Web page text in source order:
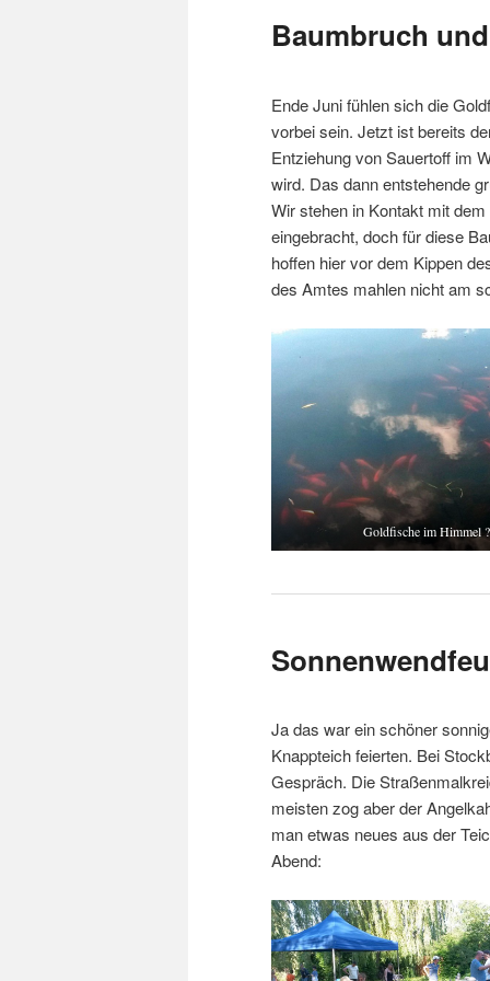
Baumbruch
Ende Juni fühlen sich die
vorbei sein. Jetzt ist bereits
Entziehung von Sauertoff im
wird. Das dann entstehende
Wir stehen in Kontakt mit
eingebracht, doch für diese
hoffen hier vor dem Kippen
des Amtes mahlen nicht am
Goldfische im Himmel ?
Ja das war ein schöner
Knappteich feierten. Bei
Gespräch. Die
meisten zog aber der
man etwas neues aus der
Abend: